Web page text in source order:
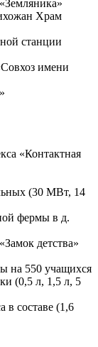
Храм
станции
имени
«Контактная
(30 МВт, 14
фермы в д.
детства»
на 550 учащихся
(0,5 л, 1,5 л, 5
в составе (1,6